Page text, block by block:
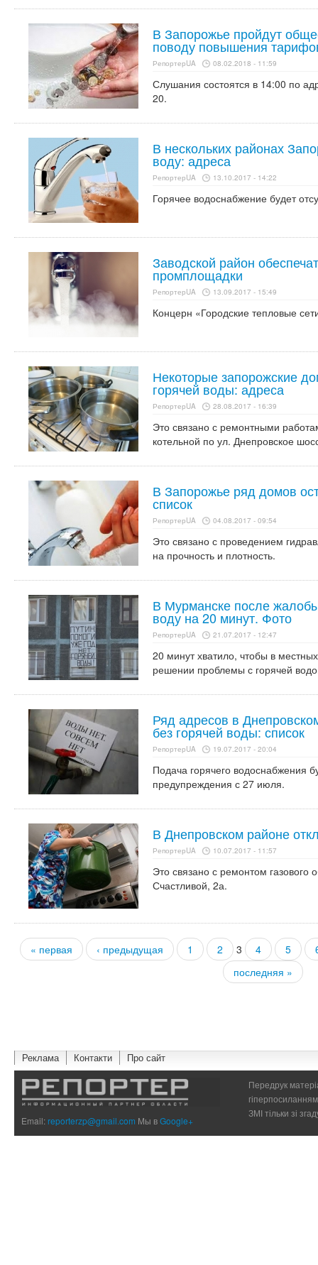
В Запорожье пройдут
поводу повышения
РепортерUA 08.02.2018 - 11:59
Слушания состоятся в 14:00 по
20.
В нескольких районах
воду: адреса
РепортерUA 13.10.2017 - 14:22
Горячее водоснабжение будет
Заводской район
промплощадки
РепортерUA 13.09.2017 - 15:49
Концерн «Городские тепловые
Некоторые запорожские
горячей воды: адреса
РепортерUA 28.08.2017 - 16:39
Это связано с ремонтными
котельной по ул. Днепровское
В Запорожье ряд домов
список
РепортерUA 04.08.2017 - 09:54
Это связано с проведением
на прочность и плотность.
В Мурманске после
воду на 20 минут. Фото
РепортерUA 21.07.2017 - 12:47
20 минут хватило, чтобы в
решении проблемы с горячей
Ряд адресов в
без горячей воды: список
РепортерUA 19.07.2017 - 20:04
Подача горячего водоснабжения
предупреждения с 27 июля.
В Днепровском районе
РепортерUA 10.07.2017 - 11:57
Это связано с ремонтом газового
Счастливой, 2а.
Страницы
« первая ‹ предыдущая 1 2 3 4 5
последняя »
Реклама Контакти Про сайт
Email:reporterzp@gmail.com Мы вGoogle+
Передрук
ЗМІ тільки зі